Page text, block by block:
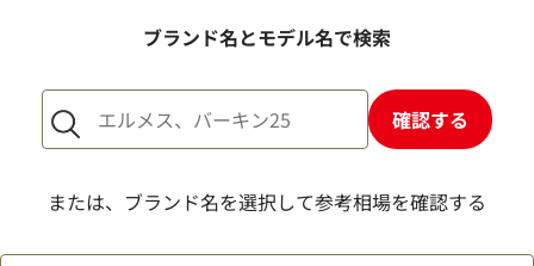
ョン ディスカバリーバムバッグPM ボデ
ィバッグ M21427
参考買取価格
ッグ ウエストバッ
参考買取価格
ブランド名とモデル名で検索
確認する
または、ブランド名を選択して参考相場を確認する